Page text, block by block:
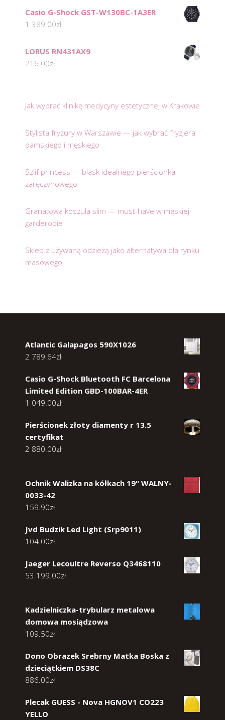
Casio G-Shock GST-W130BC-1A3ER
1 389.00zł
LORUS RN431AX9
216.00zł
Jak wybrać klinikę medycyny estetycznej w Krakowie
Stylista fryzury w Warszawie — jak wybrać fryzjera
damskiego i męskiego
Szlif princess — blask idealnego pierścionka
zaręczynowego
Granatowa koszula slim — must-have w męskiej
garderobie
Sklep z używaną odzieżą jako alternatywa dla rynku
masowego
Atlantic Galapagos 590X1026
2 789.64zł
Casio G-Shock Bluetooth FC Barcelona
Limited Edition GBD-100BAR-4ER
1 049.00zł
Pierścionek złoty diamenty r 13.5
certyfikat
2 880.00zł
Ochnik Walizka na kółkach 19" WALNY-
0033-42
159.90zł
Jvd Budzik Led Light (Srp9011)
104.00zł
Jaeger Lecoultre Reverso Q3468110
53 199.00zł
Kadzielniczka-trybularz metalowa
domowa mosiądzowa
109.50zł
Dono Obrazek Srebrny Matka Boska z
dzieciątkiem DS38C
886.00zł
Plecak GUESS - Nova HGNOV1 CO223
YELLO